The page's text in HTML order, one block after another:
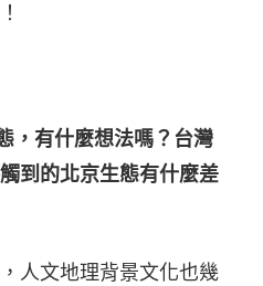
，有什麼想法嗎？台灣
到的北京生態有什麼差
人文地理背景文化也幾